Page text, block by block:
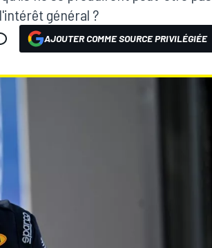
général ?
AJOUTER COMME SOURCE PRIVILÉGIÉE